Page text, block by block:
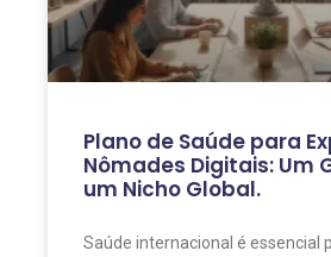
Plano de Saúde para
Nômades Digitais: Um
um Nicho Global.
Saúde internacional é essencial